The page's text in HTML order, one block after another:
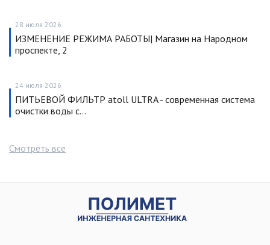
28 июля 2026
ИЗМЕНЕНИЕ РЕЖИМА РАБОТЫ| Магазин на Народном
проспекте, 2
24 июля 2026
ПИТЬЕВОЙ ФИЛЬТР atoll ULTRA - современная система
очистки воды с…
Смотреть все